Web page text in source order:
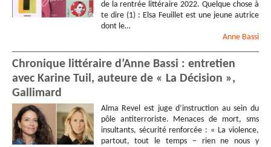
de la rentrée littéraire 2022. Quelque chose à
te dire (1) : Elsa Feuillet est une jeune autrice
dont le…
Anne Bassi
Chronique littéraire d’Anne Bassi : entretien
avec Karine Tuil, auteure de « La Décision »,
Gallimard
Alma Revel est juge d’instruction au sein du
pôle antiterroriste. Menaces de mort, sms
insultants, sécurité renforcée : « La violence,
partout, tout le temps – rien ne nous y